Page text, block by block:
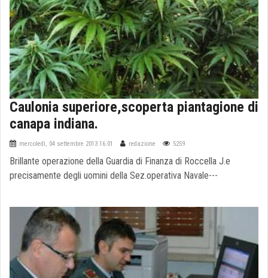
Caulonia superiore,scoperta piantagione di
canapa indiana.
mercoledì, 04 settembre 2013 16:01 redazione 5259
Brillante operazione della Guardia di Finanza di Roccella J.e
precisamente degli uomini della Sez.operativa Navale---